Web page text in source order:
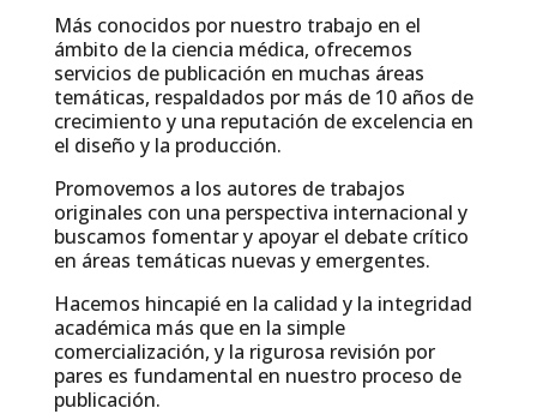
Más conocidos por nuestro trabajo en el
ámbito de la ciencia médica, ofrecemos
servicios de publicación en muchas áreas
temáticas, respaldados por más de 10 años de
crecimiento y una reputación de excelencia en
el diseño y la producción.
Promovemos a los autores de trabajos
originales con una perspectiva internacional y
buscamos fomentar y apoyar el debate crítico
en áreas temáticas nuevas y emergentes.
Hacemos hincapié en la calidad y la integridad
académica más que en la simple
comercialización, y la rigurosa revisión por
pares es fundamental en nuestro proceso de
publicación.